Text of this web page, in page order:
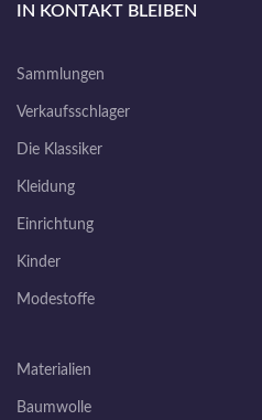
IN KONTAKT BLEIBEN
Sammlungen
Verkaufsschlager
Die Klassiker
Kleidung
Einrichtung
Kinder
Modestoffe
Materialien
Baumwolle